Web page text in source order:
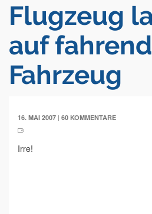
Flugzeug
auf
Fahrzeug
16. MAI 2007 | 60 KOMMENTARE
Irre!